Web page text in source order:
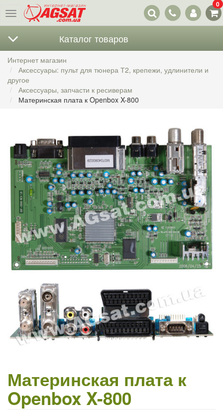
Меню
Наши
контакты
0
Каталог товаров
Интернет магазин
Аксессуары: пульт для тюнера Т2, крепежи, удлинители и
другое
Аксессуары, запчасти к ресиверам
Материнская плата к Openbox X-800
Материнская плата к
Openbox X-800